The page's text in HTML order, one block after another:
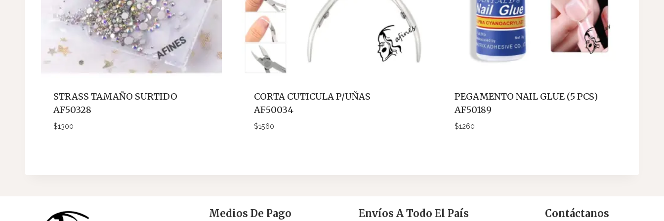
STRASS TAMAÑO SURTIDO
AF50328
$1300
CORTA CUTICULA P/UÑAS
AF50034
$1560
PEGAMENTO NAIL GLUE (5 PCS)
AF50189
$1260
Medios De Pago Envíos A Todo El País Contáctanos